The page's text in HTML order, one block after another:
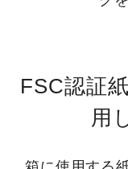
FSC認証
用